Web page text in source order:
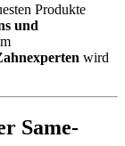
Produkte
und
wird
Same-